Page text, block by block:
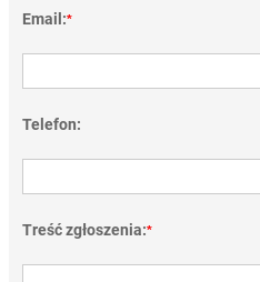
Email:*
Telefon:
Treść zgłoszenia:*